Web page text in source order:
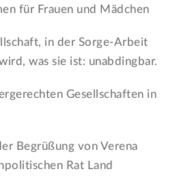
für Frauen und Mädchen
in der Sorge-Arbeit
was sie ist: unabdingbar.
Gesellschaften in
Begrüßung von Verena
Rat Land